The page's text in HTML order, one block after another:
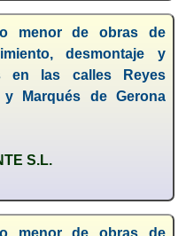
menor de obras de
desmontaje y
en las calles Reyes
y Marqués de Gerona
S.L.
menor de obras de